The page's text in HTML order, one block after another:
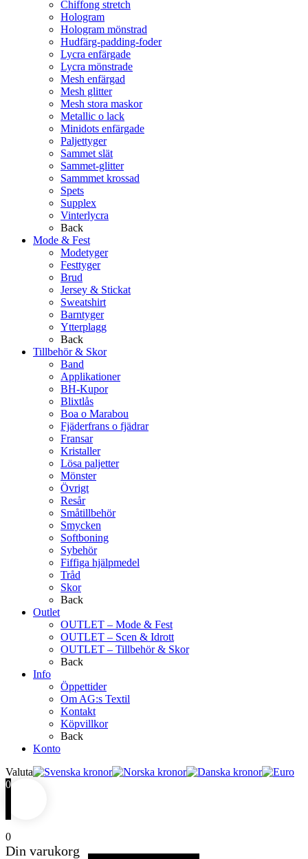
Chiffong stretch
Hologram
Hologram mönstrad
Hudfärg-padding-foder
Lycra enfärgade
Lycra mönstrade
Mesh enfärgad
Mesh glitter
Mesh stora maskor
Metallic o lack
Minidots enfärgade
Paljettyger
Sammet slät
Sammet-glitter
Sammmet krossad
Spets
Supplex
Vinterlycra
Back
Mode & Fest
Modetyger
Festtyger
Brud
Jersey & Stickat
Sweatshirt
Barntyger
Ytterplagg
Back
Tillbehör & Skor
Band
Applikationer
BH-Kupor
Blixtlås
Boa o Marabou
Fjäderfrans o fjädrar
Fransar
Kristaller
Lösa paljetter
Mönster
Övrigt
Resår
Småtillbehör
Smycken
Softboning
Sybehör
Fiffiga hjälpmedel
Tråd
Skor
Back
Outlet
OUTLET – Mode & Fest
OUTLET – Scen & Idrott
OUTLET – Tillbehör & Skor
Back
Info
Öppettider
Om AG:s Textil
Kontakt
Köpvillkor
Back
Konto
Valuta
0
0
Din varukorg